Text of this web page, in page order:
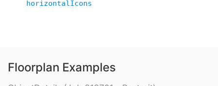
horizontalIcons
Floorplan Examples